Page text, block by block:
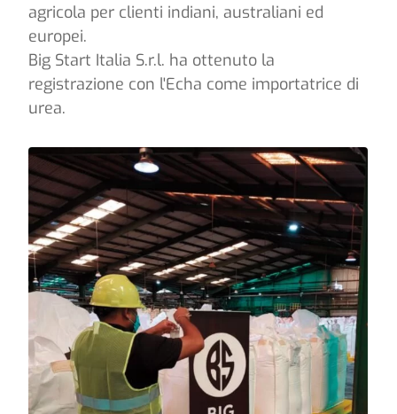
agricola per clienti indiani, australiani ed
europei.
Big Start Italia S.r.l. ha ottenuto la
registrazione con l'Echa come importatrice di
urea.